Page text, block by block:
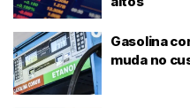
Gasolina
muda no